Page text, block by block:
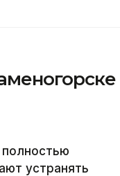
устранять